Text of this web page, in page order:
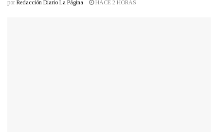
por Redacción Diario La Página HACE 2 HORAS